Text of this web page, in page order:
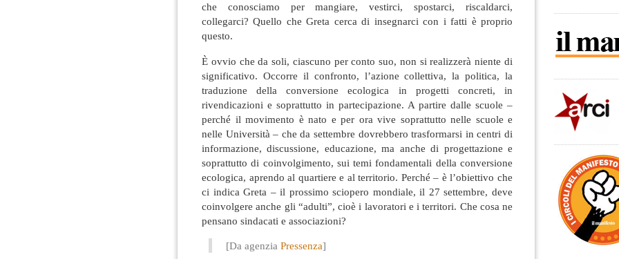
che conosciamo per mangiare, vestirci, spostarci, riscaldarci,
collegarci? Quello che Greta cerca di insegnarci con i fatti è proprio
questo.
È ovvio che da soli, ciascuno per conto suo, non si realizzerà niente di
significativo. Occorre il confronto, l’azione collettiva, la politica, la
traduzione della conversione ecologica in progetti concreti, in
rivendicazioni e soprattutto in partecipazione. A partire dalle scuole –
perché il movimento è nato e per ora vive soprattutto nelle scuole e
nelle Università – che da settembre dovrebbero trasformarsi in centri di
informazione, discussione, educazione, ma anche di progettazione e
soprattutto di coinvolgimento, sui temi fondamentali della conversione
ecologica, aprendo al quartiere e al territorio. Perché – è l’obiettivo che
ci indica Greta – il prossimo sciopero mondiale, il 27 settembre, deve
coinvolgere anche gli “adulti”, cioè i lavoratori e i territori. Che cosa ne
pensano sindacati e associazioni?
[Da agenzia Pressenza]